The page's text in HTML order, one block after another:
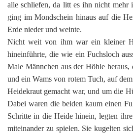
alle schliefen, da litt es ihn nicht mehr
ging im Mondschein hinaus auf die
Erde nieder und weinte.
Nicht weit von ihm war ein kleiner
hineinführte, die wie ein Fuchsloch
Male Männchen aus der Höhle heraus,
und ein Wams von rotem Tuch, auf
Heidekraut gemacht war, und um die
Dabei waren die beiden kaum einen
Schritte in die Heide hinein, legten
miteinander zu spielen. Sie kugelten